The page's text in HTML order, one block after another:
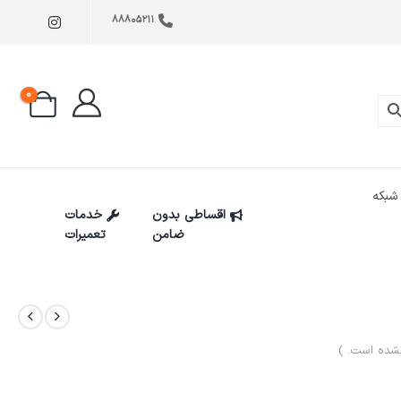
88805211
0
شبکه
اقساطی بدون
ضامن
خدمات
تعمیرات
است. )